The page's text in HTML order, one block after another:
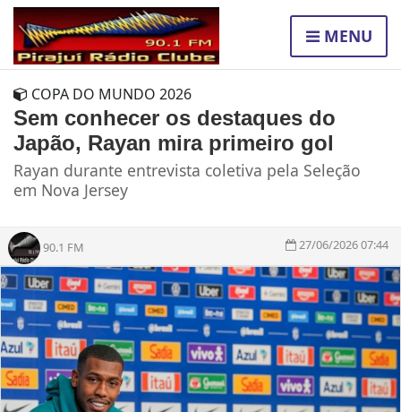
MENU
COPA DO MUNDO 2026
Sem conhecer os destaques do
Japão, Rayan mira primeiro gol
Rayan durante entrevista coletiva pela Seleção
em Nova Jersey
90.1 FM 27/06/2026 07:44